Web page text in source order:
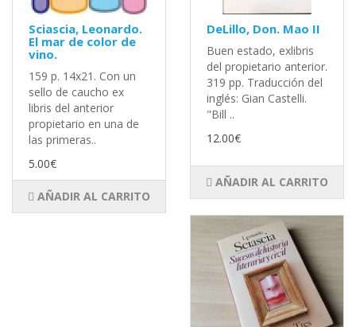
Sciascia, Leonardo.
El mar de color de
vino.
159 p. 14x21. Con un
sello de caucho ex
libris del anterior
propietario en una de
las primeras..
5.00€
AÑADIR AL CARRITO
DeLillo, Don. Mao II
Buen estado, exlibris
del propietario anterior.
319 pp. Traducción del
inglés: Gian Castelli.
"Bill ..
12.00€
AÑADIR AL CARRITO